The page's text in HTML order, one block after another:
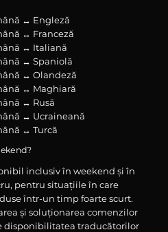
↔ Engleză
↔ Franceză
↔ Italiană
↔ Spaniolă
↔ Olandeză
↔ Maghiară
↔ Rusă
↔ Ucraineană
↔ Turcă
inclusiv în weekend și în
pentru situațiile în care
într-un timp foarte scurt.
și soluționarea comenzilor
disponibilitatea traducătorilor